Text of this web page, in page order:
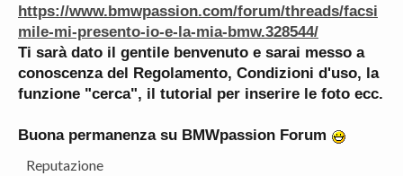
https://www.bmwpassion.com/forum/threads/facsi
mile-mi-presento-io-e-la-mia-bmw.328544/
Ti sarà dato il gentile benvenuto e sarai messo a
conoscenza del Regolamento, Condizioni d'uso, la
funzione "cerca", il tutorial per inserire le foto ecc.
Buona permanenza su BMWpassion Forum
Reputazione